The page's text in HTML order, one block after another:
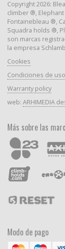
Copyright 2026:
climber ®,
Fontainebleau ®,
Squadra holds ®,
son marcas
la empresa
Cookies
Condiciones de uso
Warranty policy
web: ARHIMEDIA
Más sobre las
Modo de pago